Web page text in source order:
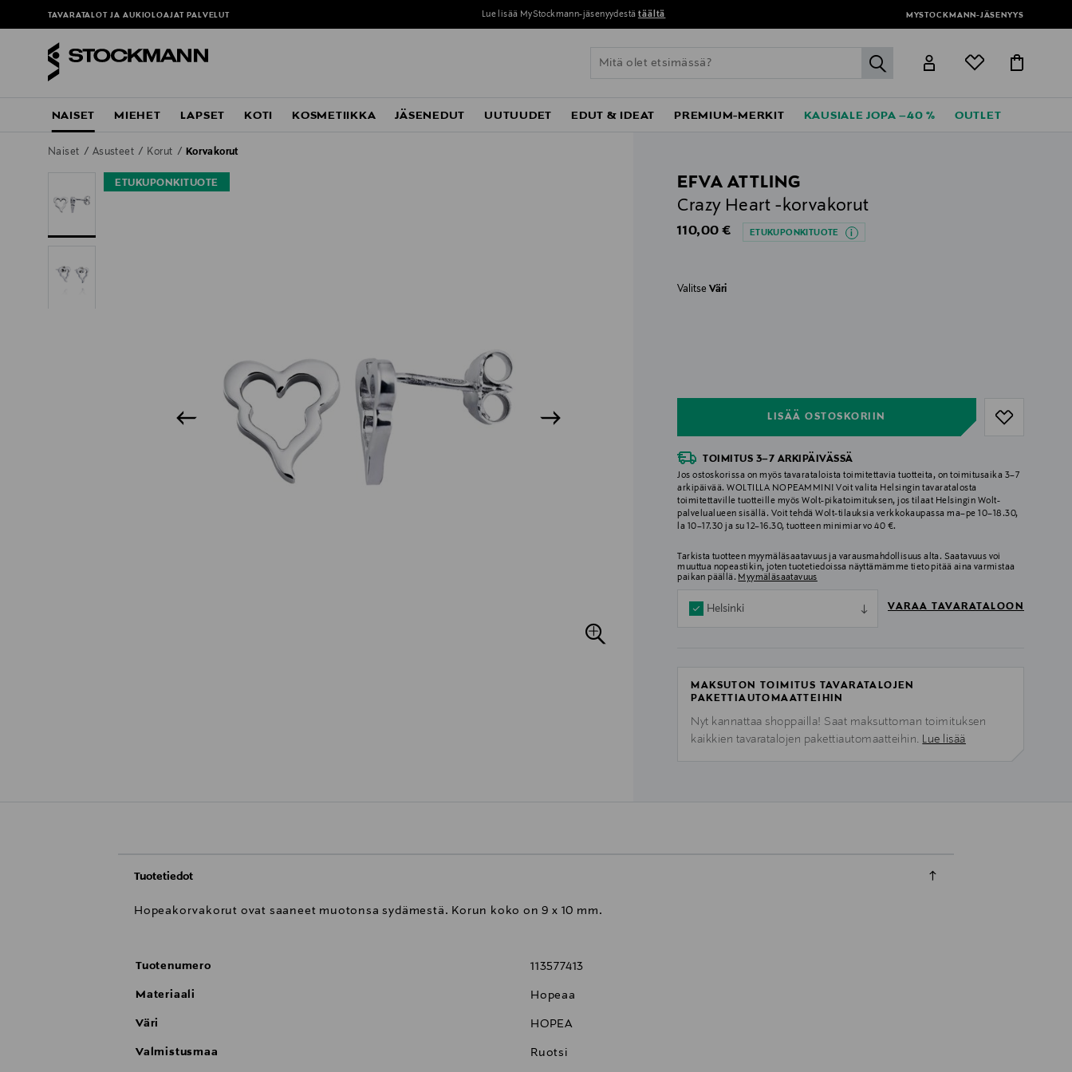
TAVARATALOT JA AUKIOLOAJAT PALVELUT Lue lisää MyStockmann-jäsenyydestä täältä MYSTOCKMANN-JÄSENYYS
label.header.go
NAISET MIEHET LAPSET KOTI KOSMETIIKKA JÄSENEDUT UUTUUDET EDUT & IDEAT PREMIUM-MERKIT KAUSIALE JOPA –40 % OUTLET
Naiset Asusteet Korut Korvakorut
ETUKUPONKITUOTE
EFVA ATTLING
Crazy Heart -korvakorut
Original Price
110,00 € ETUKUPONKITUOTE
ValitseVäri
LISÄÄ OSTOSKORIIN
TOIMITUS 3–7 ARKIPÄIVÄSSÄ
Jos ostoskorissa on myös tavarataloista toimitettavia tuotteita, on toimitusaika 3–7
arkipäivää. WOLTILLA NOPEAMMIN! Voit valita Helsingin tavaratalosta
toimitettaville tuotteille myös Wolt-pikatoimituksen, jos tilaat Helsingin Wolt-
palvelualueen sisällä. Voit tehdä Wolt-tilauksia verkkokaupassa ma–pe 10–18.30,
la 10–17.30 ja su 12–16.30, tuotteen minimiarvo 40 €.
Tarkista tuotteen myymäläsaatavuus ja varausmahdollisuus alta. Saatavuus voi
muuttua nopeastikin, joten tuotetiedoissa näyttämämme tieto pitää aina varmistaa
paikan päällä. Myymäläsaatavuus
Helsinki VARAA TAVARATALOON
MAKSUTON TOIMITUS TAVARATALOJEN
PAKETTIAUTOMAATTEIHIN
Nyt kannattaa shoppailla! Saat maksuttoman toimituksen
kaikkien tavaratalojen pakettiautomaatteihin. Lue lisää
Tuotetiedot
Hopeakorvakorut ovat saaneet muotonsa sydämestä. Korun koko on 9 x 10 mm.
Tuotenumero 113577413
Materiaali Hopeaa
Väri HOPEA
Valmistusmaa Ruotsi